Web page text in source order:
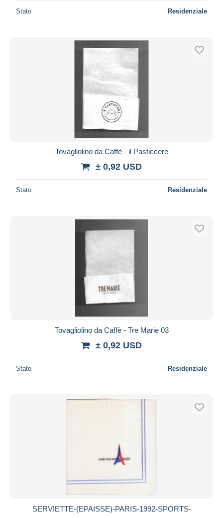
Stato Residenziale
Tovagliolino da Caffè - il Pasticcere
± 0,92 USD
Stato Residenziale
Tovagliolino da Caffè - Tre Marie 03
± 0,92 USD
Stato Residenziale
SERVIETTE-(EPAISSE)-PARIS-1992-SPORTS-